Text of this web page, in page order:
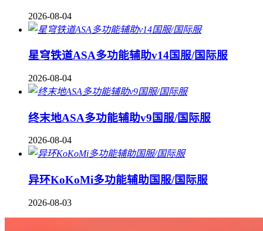
2026-08-04
星穹铁道ASA多功能辅助v14国服/国际服
2026-08-04
终末地ASA多功能辅助v9国服/国际服
2026-08-04
异环KoKoMi多功能辅助国服/国际服
2026-08-03